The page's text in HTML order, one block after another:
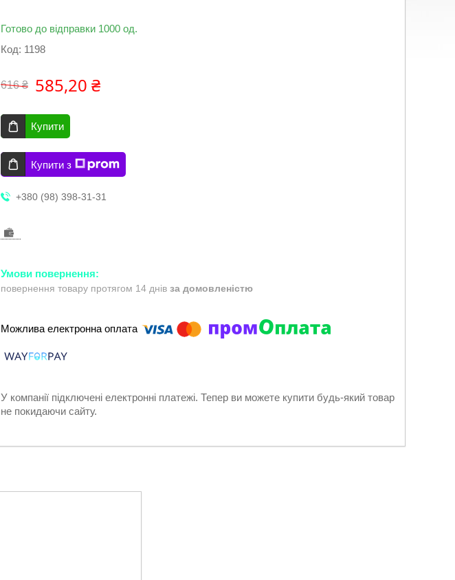
Готово до відправки 1000 од.
Код: 1198
616 ₴ 585,20 ₴
Купити
Купити з
+380 (98) 398-31-31
повернення товару протягом 14 днів за домовленістю
У компанії підключені електронні платежі. Тепер ви можете купити будь-який товар
не покидаючи сайту.